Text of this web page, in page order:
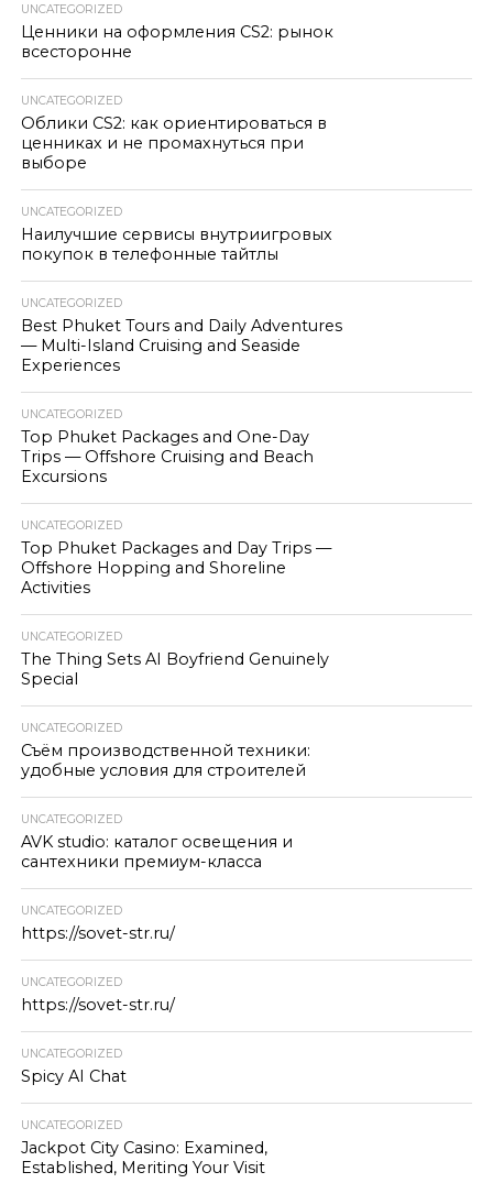
UNCATEGORIZED
Ценники на оформления CS2: рынок
всесторонне
UNCATEGORIZED
Облики CS2: как ориентироваться в
ценниках и не промахнуться при
выборе
UNCATEGORIZED
Наилучшие сервисы внутриигровых
покупок в телефонные тайтлы
UNCATEGORIZED
Best Phuket Tours and Daily Adventures
— Multi-Island Cruising and Seaside
Experiences
UNCATEGORIZED
Top Phuket Packages and One-Day
Trips — Offshore Cruising and Beach
Excursions
UNCATEGORIZED
Top Phuket Packages and Day Trips —
Offshore Hopping and Shoreline
Activities
UNCATEGORIZED
The Thing Sets AI Boyfriend Genuinely
Special
UNCATEGORIZED
Съём производственной техники:
удобные условия для строителей
UNCATEGORIZED
AVK studio: каталог освещения и
сантехники премиум-класса
UNCATEGORIZED
https://sovet-str.ru/
UNCATEGORIZED
https://sovet-str.ru/
UNCATEGORIZED
Spicy AI Chat
UNCATEGORIZED
Jackpot City Casino: Examined,
Established, Meriting Your Visit